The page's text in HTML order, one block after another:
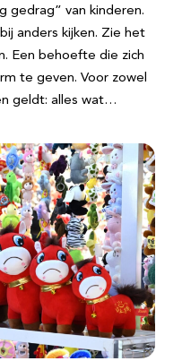
gedrag” van kinderen.
anders kijken. Zie het
Een behoefte die zich
te geven. Voor zowel
geldt: alles wat…